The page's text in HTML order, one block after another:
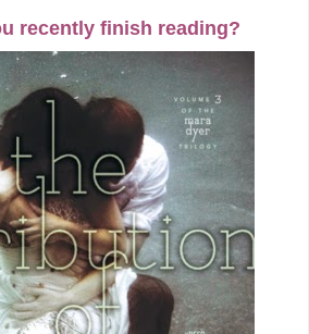
recently finish reading?